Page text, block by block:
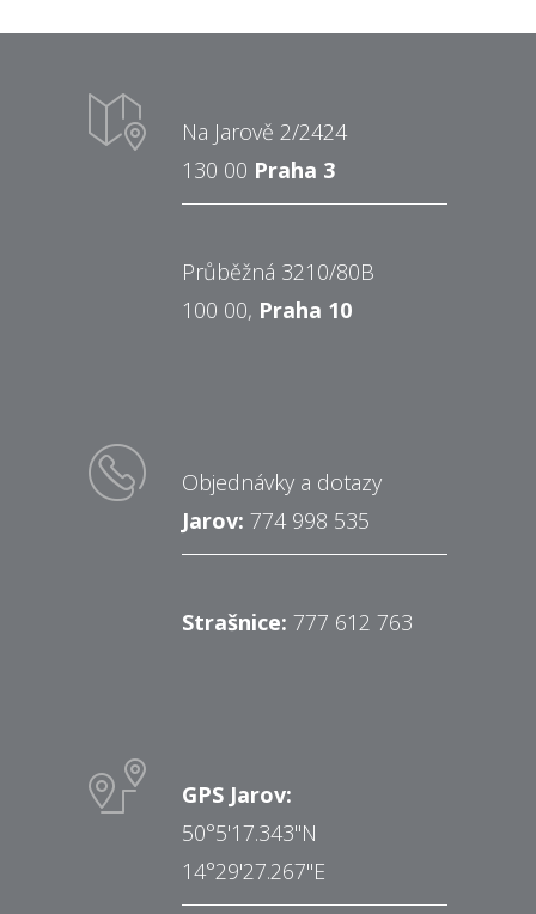
Na Jarově 2/2424
130 00 Praha 3
Průběžná 3210/80B
100 00, Praha 10
Objednávky a dotazy
Jarov: 774 998 535
Strašnice: 777 612 763
GPS Jarov:
50°5'17.343"N
14°29'27.267"E